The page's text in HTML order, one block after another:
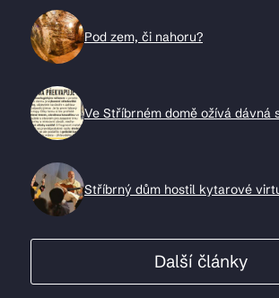
Pod zem, či nahoru?
Ve Stříbrném domě ožívá dávná
Stříbrný dům hostil kytarové
Další články